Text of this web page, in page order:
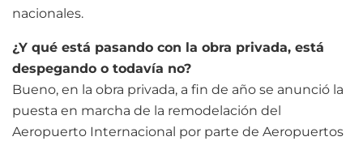
nacionales.
¿Y qué está pasando con la obra privada, está
despegando o todavía no?
Bueno, en la obra privada, a fin de año se anunció la
puesta en marcha de la remodelación del
Aeropuerto Internacional por parte de Aeropuertos